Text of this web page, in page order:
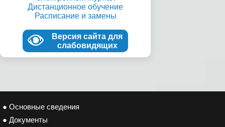
Дистанционное обучение
Расписание и замены
Версия сайта для
слабовидящих
● Основные сведения
● Документы